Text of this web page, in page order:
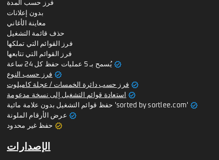
فرز حسب المدة
بدون إعلانات
معاينة الأغاني
حذف قائمة التشغيل
فرز القوائم التي تملكها
فرز القوائم التي تتابعها
يُسمح بـ 5 عمليات حفظ كل 24 ساعة verified
فرز حسب النوع verified
فرز حسب دائرة الخمسات / عجلة كاميلوت verified
استعادة قوائم التشغيل إلى نسخة مدعومة verified
حفظ قوائم التشغيل بدون علامة مائية 'sorted by sortlee.com' verified
عرض الأرقام الملونة verified
حفظ غير محدود verified
الإصدارات